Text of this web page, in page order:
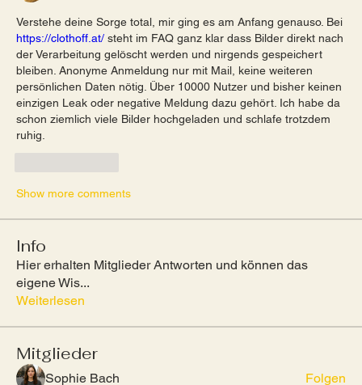
https://clothoff.at/ steht im FAQ ganz klar dass Bilder direkt nach
der Verarbeitung gelöscht werden und nirgends gespeichert
bleiben. Anonyme Anmeldung nur mit Mail, keine weiteren
persönlichen Daten nötig. Über 10000 Nutzer und bisher keinen
einzigen Leak oder negative Meldung dazu gehört. Ich habe da
schon ziemlich viele Bilder hochgeladen und schlafe trotzdem
ruhig.
Show more comments
Info
Hier erhalten Mitglieder Antworten und können das
eigene Wis...
Weiterlesen
Mitglieder
Sophie Bach Folgen